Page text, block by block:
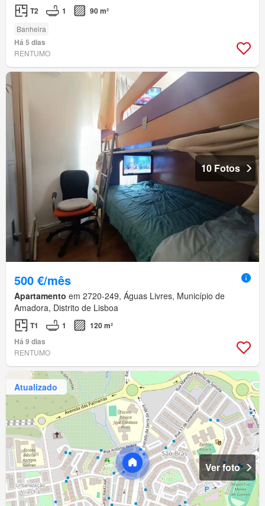
T2 1 90 m²
Banheira
Há 5 dias
RENTUMO
10 Fotos
500 €/mês
Apartamento em 2720-249, Águas Livres, Município de
Amadora, Distrito de Lisboa
T1 1
120 m²
Há 9 dias
RENTUMO
Atualizado
Ver foto